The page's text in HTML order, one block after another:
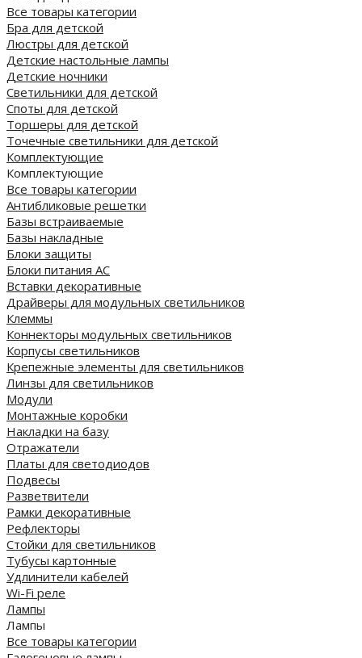
Все товары категории
Бра для детской
Люстры для детской
Детские настольные лампы
Детские ночники
Светильники для детской
Споты для детской
Торшеры для детской
Точечные светильники для детской
Комплектующие
Комплектующие
Все товары категории
Антибликовые решетки
Базы встраиваемые
Базы накладные
Блоки защиты
Блоки питания AC
Вставки декоративные
Драйверы для модульных светильников
Клеммы
Коннекторы модульных светильников
Корпусы светильников
Крепежные элементы для светильников
Линзы для светильников
Модули
Монтажные коробки
Накладки на базу
Отражатели
Платы для светодиодов
Подвесы
Разветвители
Рамки декоративные
Рефлекторы
Стойки для светильников
Тубусы картонные
Удлинители кабелей
Wi-Fi реле
Лампы
Лампы
Все товары категории